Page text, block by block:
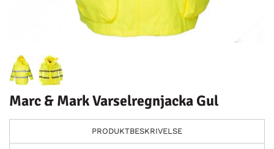
Marc & Mark Varselregnjacka Gul
PRODUKTBESKRIVELSE